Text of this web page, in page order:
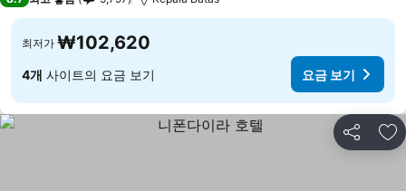
최저가 ₩102,620
4개 사이트의 요금 보기 요금 보기
공유 즐